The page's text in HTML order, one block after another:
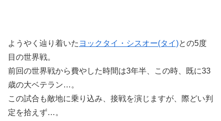
ようやく辿り着いた ヨックタイ・シスオー(タイ)との5度
目の世界戦。
前回の世界戦から費やした時間は3年半、この時、既に33
歳の大ベテラン…。
この試合も敵地に乗り込み、接戦を演じますが、際どい判
定を拾えず…。